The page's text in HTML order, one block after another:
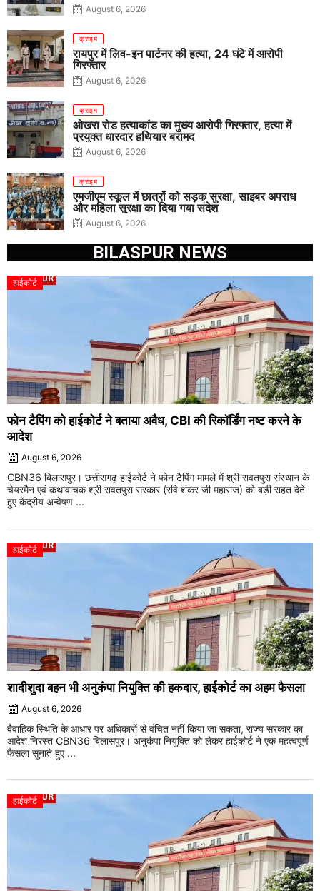
पिस्टल, कारतूस, चाकू और मोबाइल बरामद
August 6, 2026
क्राइम
रायपुर में लिव-इन पार्टनर की हत्या, 24 घंटे में आरोपी
गिरफ्तार
August 6, 2026
क्राइम
ओखरा रोड हत्याकांड का मुख्य आरोपी गिरफ्तार, हत्या में
प्रयुक्त धारदार हथियार बरामद
August 6, 2026
क्राइम
एमजीएम स्कूल में छात्रों को सड़क सुरक्षा, साइबर अपराध
और महिला सुरक्षा का दिया गया संदेश
August 6, 2026
BILASPUR NEWS
हाईकोर्ट
फोन टैपिंग को हाईकोर्ट ने बताया अवैध, CBI की रिकॉर्डिंग नष्ट करने के
आदेश
August 6, 2026
CBN36 बिलासपुर। छत्तीसगढ़ हाईकोर्ट ने फोन टैपिंग मामले में श्री रावतपुरा संस्थान के
चेयरमैन एवं कथावाचक श्री रावतपुरा सरकार (रवि शंकर जी महाराज) को बड़ी राहत देते
हुए केंद्रीय अन्वेषण ...
हाईकोर्ट
शादीशुदा बहन भी अनुकंपा नियुक्ति की हकदार, हाईकोर्ट का अहम फैसला
August 6, 2026
वैवाहिक स्थिति के आधार पर अधिकारों से वंचित नहीं किया जा सकता, राज्य सरकार का
आदेश निरस्त CBN36 बिलासपुर। अनुकंपा नियुक्ति को लेकर हाईकोर्ट ने एक महत्वपूर्ण
फैसला सुनाते हुए ...
हाईकोर्ट